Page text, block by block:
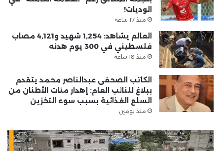
الوديات!
منذ 17 ساعة
العالم يشاهد: 1,254 شهيد و4,121 مصاب
فلسطيني في 300 يوم هدنه
منذ 18 ساعة
الكاتب الصحفى عبدالناصر محمد يتقدم
ببلاغ للنائب العام: إهدار مئات الأطنان من
السلع الغذائية بسبب سوء التخزين
منذ يومين